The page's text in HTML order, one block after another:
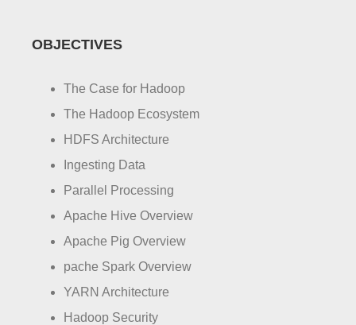
OBJECTIVES
The Case for Hadoop
The Hadoop Ecosystem
HDFS Architecture
Ingesting Data
Parallel Processing
Apache Hive Overview
Apache Pig Overview
pache Spark Overview
YARN Architecture
Hadoop Security